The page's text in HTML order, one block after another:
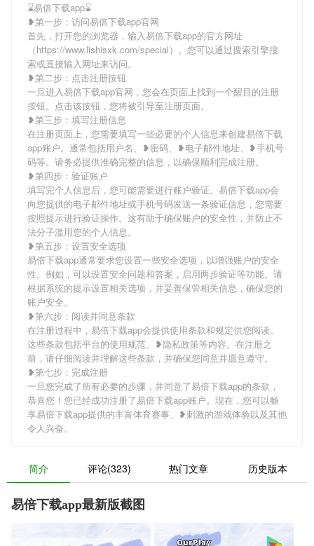
⌛️易倍下载app⌛️
❥第一步：访问易倍下载app官网
首先，打开您的浏览器，输入易倍下载app的官方网址
（https://www.lishisxk.com/special）。您可以通过搜索引擎搜
索或直接输入网址来访问。
❥第二步：点击注册按钮
一旦进入易倍下载app官网，您会在页面上找到一个醒目的注册
按钮。点击该按钮，您将被引导至注册页面。
❥第三步：填写注册信息
在注册页面上，您需要填写一些必要的个人信息来创建易倍下载
app账户。通常包括用户名、❥密码、❥电子邮件地址、❥手机号
码等。请务必提供准确完整的信息，以确保顺利完成注册。
❥第四步：验证账户
填写完个人信息后，您可能需要进行账户验证。易倍下载app会
向您提供的电子邮件地址或手机号码发送一条验证信息，您需要
按照提示进行验证操作。这有助于确保账户的安全性，并防止不
法分子滥用您的个人信息。
❥第五步：设置安全选项
易倍下载app通常要求您设置一些安全选项，以增强账户的安全
性。例如，可以设置安全问题和答案，启用两步验证等功能。请
根据系统的提示设置相关选项，并妥善保管相关信息，确保您的
账户安全。
❥第六步：阅读并同意条款
在注册过程中，易倍下载app会提供使用条款和规定供您阅读。
这些条款包括平台的使用规范、❥隐私政策等内容。在注册之
前，请仔细阅读并理解这些条款，并确保您同意并愿意遵守。
❥第七步：完成注册
一旦您完成了所有必要的步骤，并同意了易倍下载app的条款，
恭喜您！您已经成功注册了易倍下载app账户。现在，您可以畅
享易倍下载app提供的丰富体育赛事、❥刺激的游戏体验以及其他
令人兴奋。
简介 评论(323) 热门文章 历史版本
易倍下载app最新版截图